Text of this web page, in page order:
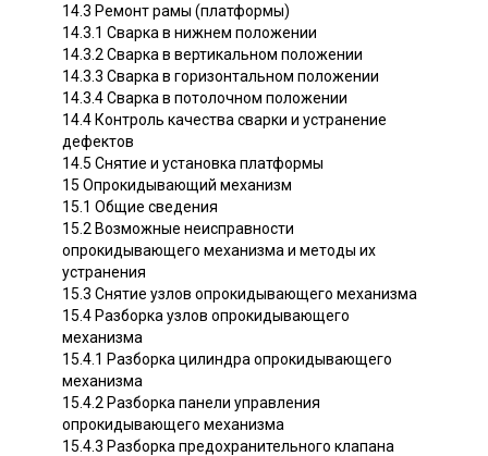
14.3 Ремонт рамы (платформы)
14.3.1 Сварка в нижнем положении
14.3.2 Сварка в вертикальном положении
14.3.3 Сварка в горизонтальном положении
14.3.4 Сварка в потолочном положении
14.4 Контроль качества сварки и устранение
дефектов
14.5 Снятие и установка платформы
15 Опрокидывающий механизм
15.1 Общие сведения
15.2 Возможные неисправности
опрокидывающего механизма и методы их
устранения
15.3 Снятие узлов опрокидывающего механизма
15.4 Разборка узлов опрокидывающего
механизма
15.4.1 Разборка цилиндра опрокидывающего
механизма
15.4.2 Разборка панели управления
опрокидывающего механизма
15.4.3 Разборка предохранительного клапана